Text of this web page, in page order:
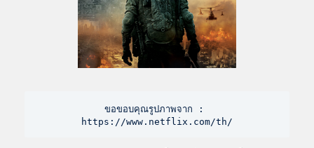
ขอขอบคุณรูปภาพจาก :
https://www.netflix.com/th/